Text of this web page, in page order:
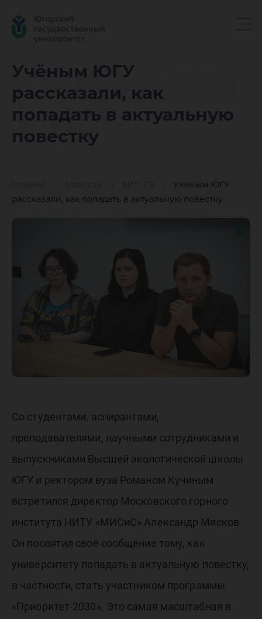
Учёным ЮГУ
рассказали, как
попадать в актуальную
повестку
Учёным ЮГУ
рассказали, как попадать в актуальную повестку
Учёным
ЮГУ
как
Со студентами, аспирантами,
преподавателями, научными сотрудниками и
выпускниками Высшей экологической школы
ЮГУ и ректором вуза Романом Кучиным
встретился директор Московского горного
института НИТУ «МИСиС» Александр Мясков.
Он посвятил своё сообщение тому, как
университету попадать в актуальную повестку,
в частности, стать участником программы
«Приоритет-2030». Это самая масштабная в